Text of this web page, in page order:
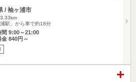
/ 袖ヶ浦市
浦駅」から車で約18分
間 9:00～21:00
金 840円～